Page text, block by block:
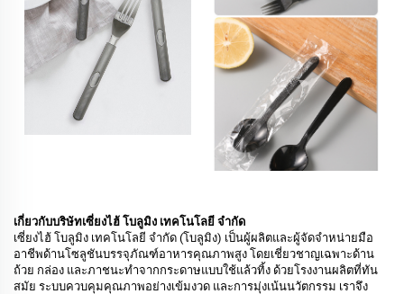
เกี่ยวกับบริษัทเซี่ยงไฮ้ โบลูมิง เทคโนโลยี จำกัด
เซี่ยงไฮ้ โบลูมิง เทคโนโลยี จำกัด (โบลูมิง) เป็นผู้ผลิตและผู้จัดจำหน่ายมือ
อาชีพด้านโซลูชันบรรจุภัณฑ์อาหารคุณภาพสูง โดยเชี่ยวชาญเฉพาะด้าน
ถ้วย กล่อง และภาชนะทำจากกระดาษแบบใช้แล้วทิ้ง ด้วยโรงงานผลิตที่ทัน
สมัย ระบบควบคุมคุณภาพอย่างเข้มงวด และการมุ่งเน้นนวัตกรรม เราจึง